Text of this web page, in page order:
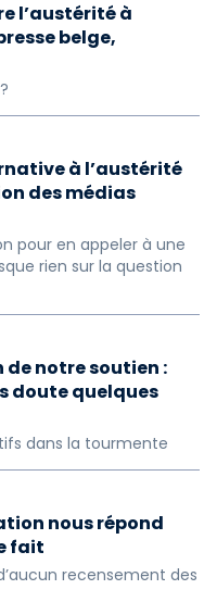
l’austérité à
belge,
à l’austérité
des médias
pour en appeler à une
rien sur la question
de notre soutien :
doute quelques
dans la tourmente
nous répond
fait
recensement des